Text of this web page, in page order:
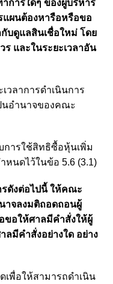
การใดๆ ของผู้บริหาร
ผนต้องหารือหรือขอ
บดูแลสินเชื่อใหม่ โดย
และในระยะเวลาอัน
วลาการดำเนินการ
นอำนาจของคณะ
การใช้สิทธิซื้อหุ้นเพิ่ม
หนดไว้ในข้อ 5.6 (3.1)
ดังต่อไปนี้ ให้คณะ
าจลงมติถอดถอนผู้
ขอให้ศาลมีคำสั่งให้ผู้
มีคำสั่งอย่างใด อย่าง
เพื่อให้สามารถดำเนิน